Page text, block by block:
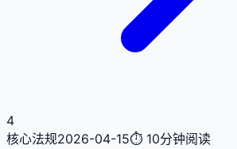
4
核心法规2026-04-15⏱ 10分钟阅读